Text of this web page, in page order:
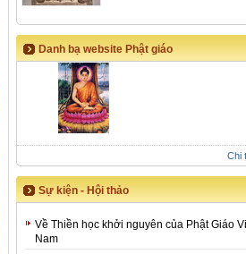
Danh bạ website Phật giáo
Chi
Sự kiện - Hội thảo
Về Thiền học khởi nguyên của Phật Giáo
Nam